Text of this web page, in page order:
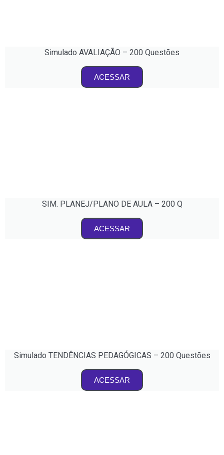
Simulado AVALIAÇÃO – 200 Questões
ACESSAR
SIM. PLANEJ/PLANO DE AULA – 200 Q
ACESSAR
Simulado TENDÊNCIAS PEDAGÓGICAS – 200 Questões
ACESSAR